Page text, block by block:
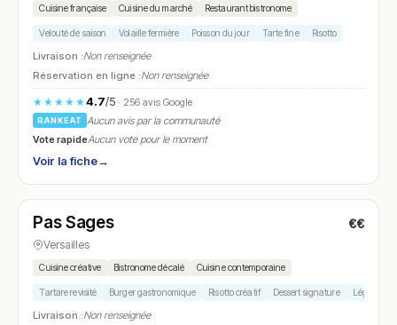
Cuisine française Cuisine du marché Restaurant bistronome
Velouté de saison Volaille fermière Poisson du jour Tarte fine Risotto
Livraison :Non renseignée
Réservation en ligne :Non renseignée
★★★★★4.7/5· 256 avis Google
RANKEAT
Aucun avis par la communauté
Vote rapideAucun vote pour le moment
Voir la fiche→
N° 18
Pas Sages €€
Versailles
Cuisine créative Bistronome décalé Cuisine contemporaine
Tartare revisité Burger gastronomique Risotto créatif Dessert signature Légumes
Livraison :Non renseignée